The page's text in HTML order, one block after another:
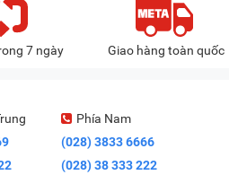
7 ngày Giao hàng toàn quốc
Phía Nam
(028) 3833 6666
(028) 38 333 222